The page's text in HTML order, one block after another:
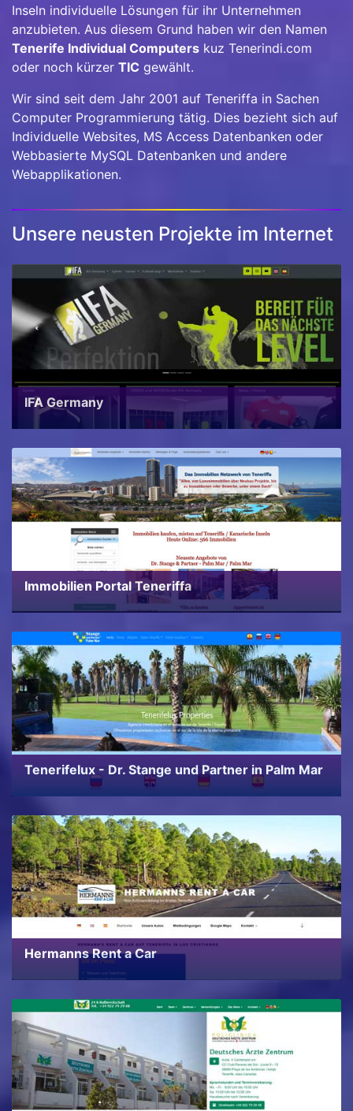
Inseln individuelle Lösungen für ihr Unternehmen
anzubieten. Aus diesem Grund haben wir den Namen
Tenerife Individual Computers kuz Tenerindi.com
oder noch kürzer TIC gewählt.
Wir sind seit dem Jahr 2001 auf Teneriffa in Sachen
Computer Programmierung tätig. Dies bezieht sich auf
Individuelle Websites, MS Access Datenbanken oder
Webbasierte MySQL Datenbanken und andere
Webapplikationen.
Unsere neusten Projekte im Internet
IFA Germany
Immobilien Portal Teneriffa
Tenerifelux - Dr. Stange und Partner in Palm Mar
Hermanns Rent a Car